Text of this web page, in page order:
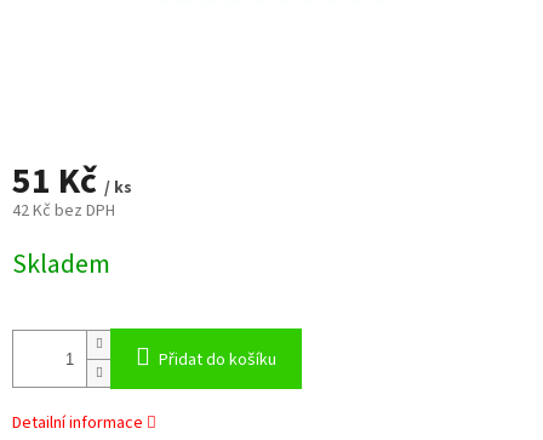
51 Kč / ks
42 Kč bez DPH
cena:
Skladem
Přidat do košíku
Detailní informace